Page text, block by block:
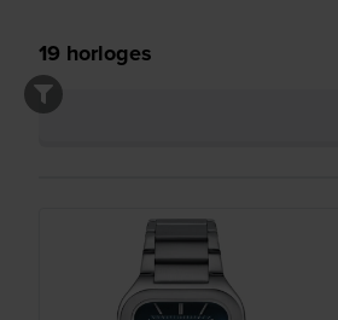
19 horloges